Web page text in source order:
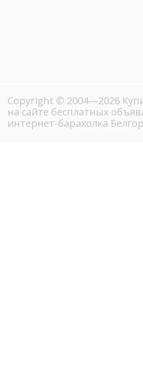
Copyright © 2004—2026
на сайте бесплатных
интернет-барахолка